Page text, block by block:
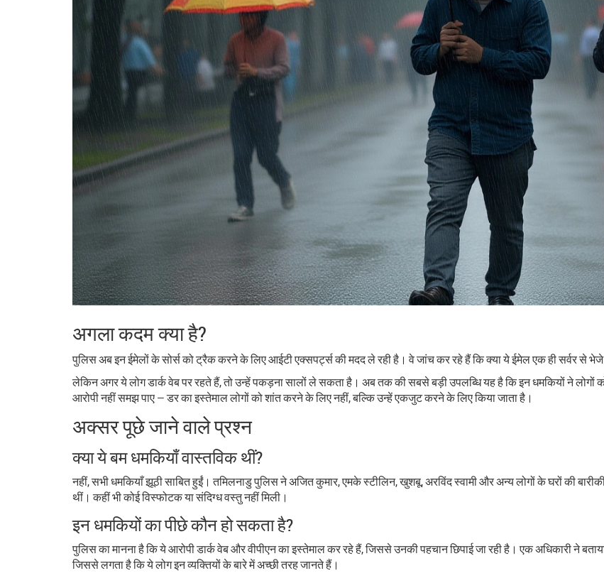
अगला कदम क्या है?
पुलिस अब इन ईमेलों के सोर्स को ट्रैक करने के लिए आईटी एक्सपर्ट्स की मदद ले रही है। वे जांच कर रहे हैं कि क्या ये ईमेल एक ही सर्वर से
लेकिन अगर ये लोग डार्क वेब पर रहते हैं, तो उन्हें पकड़ना सालों ले सकता है। अब तक की सबसे बड़ी उपलब्धि यह है कि इन धमकियों ने लोगों
आरोपी नहीं समझ पाए — डर का इस्तेमाल लोगों को शांत करने के लिए नहीं, बल्कि उन्हें एकजुट करने के लिए किया जाता है।
अक्सर पूछे जाने वाले प्रश्न
क्या ये बम धमकियाँ वास्तविक थीं?
नहीं, सभी धमकियाँ झूठी साबित हुईं। तमिलनाडु पुलिस ने अजित कुमार, एमके स्टीलिन, खुशबू, अरविंद स्वामी और अन्य लोगों के घरों की
थीं। कहीं भी कोई विस्फोटक या संदिग्ध वस्तु नहीं मिली।
इन धमकियों का पीछे कौन हो सकता है?
पुलिस का मानना है कि ये आरोपी डार्क वेब और वीपीएन का इस्तेमाल कर रहे हैं, जिससे उनकी पहचान छिपाई जा रही है। एक अधिकारी ने
जिससे लगता है कि ये लोग इन व्यक्तियों के बारे में अच्छी तरह जानते हैं।